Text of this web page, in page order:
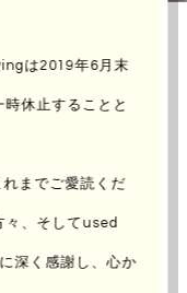
は2019年6月末
休止することと
までご愛読くだ
、 そしてused
深く感謝し、心か
ル」